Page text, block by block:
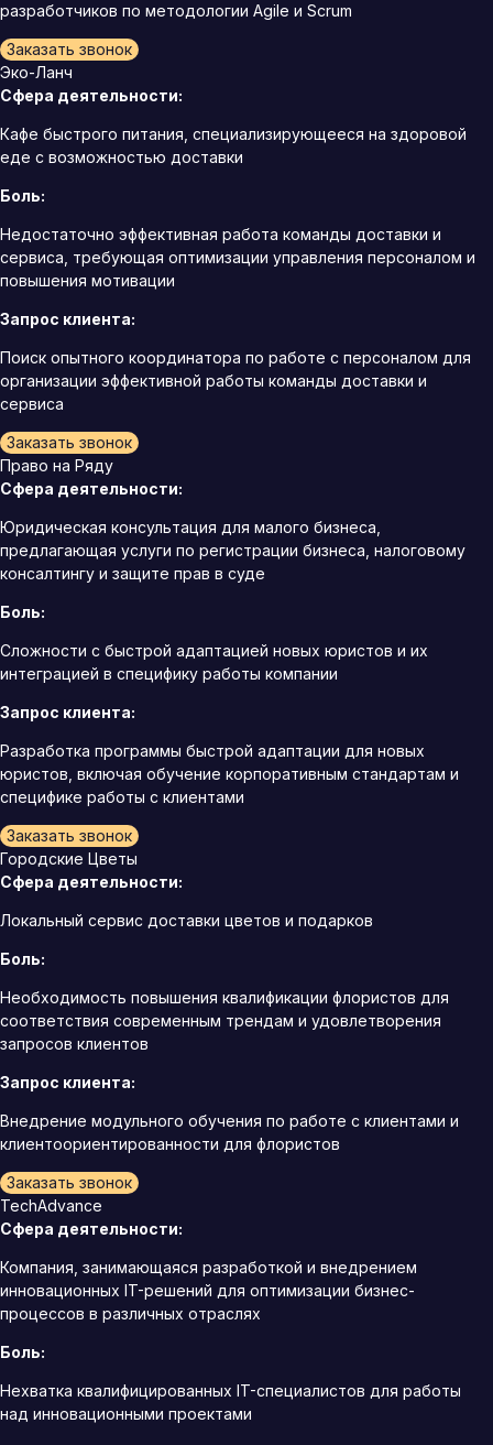
разработчиков по методологии Agile и Scrum
Заказать звонок
Эко-Ланч
Сфера деятельности:
Кафе быстрого питания, специализирующееся на здоровой
еде с возможностью доставки
Боль:
Недостаточно эффективная работа команды доставки и
сервиса, требующая оптимизации управления персоналом и
повышения мотивации
Запрос клиента:
Поиск опытного координатора по работе с персоналом для
организации эффективной работы команды доставки и
сервиса
Заказать звонок
Право на Ряду
Сфера деятельности:
Юридическая консультация для малого бизнеса,
предлагающая услуги по регистрации бизнеса, налоговому
консалтингу и защите прав в суде
Боль:
Сложности с быстрой адаптацией новых юристов и их
интеграцией в специфику работы компании
Запрос клиента:
Разработка программы быстрой адаптации для новых
юристов, включая обучение корпоративным стандартам и
специфике работы с клиентами
Заказать звонок
Городские Цветы
Сфера деятельности:
Локальный сервис доставки цветов и подарков
Боль:
Необходимость повышения квалификации флористов для
соответствия современным трендам и удовлетворения
запросов клиентов
Запрос клиента:
Внедрение модульного обучения по работе с клиентами и
клиентоориентированности для флористов
Заказать звонок
TechAdvance
Сфера деятельности:
Компания, занимающаяся разработкой и внедрением
инновационных IT-решений для оптимизации бизнес-
процессов в различных отраслях
Боль:
Нехватка квалифицированных IT-специалистов для работы
над инновационными проектами